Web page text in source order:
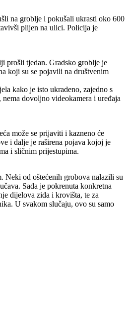
na groblje i pokušali ukrasti oko 600
plijen na ulici. Policija je
prošli tjedan. Gradsko groblje je
koji su se pojavili na društvenim
kako je isto ukradeno, zajedno s
dovoljno videokamera i uređaja
može se prijaviti i kazneno će
i dalje je raširena pojava kojoj je
i sličnim prijestupima.
Neki od oštećenih grobova nalazili su
Sada je pokrenuta konkretna
dijelova zida i krovišta, te za
U svakom slučaju, ovo su samo